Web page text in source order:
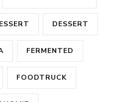
DESSERT
FERMENTED
FOODTRUCK